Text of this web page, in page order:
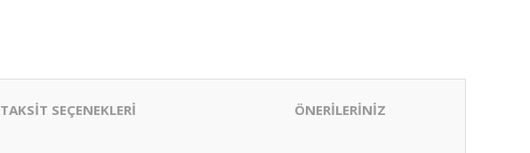
TAKSİT SEÇENEKLERİ ÖNERİLERİNİZ